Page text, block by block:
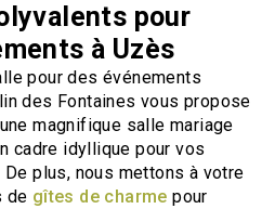
pour
à Uzès
pour des événements
des Fontaines vous propose
magnifique salle mariage
cadre idyllique pour vos
plus, nous mettons à votre
de gîtes de charme pour